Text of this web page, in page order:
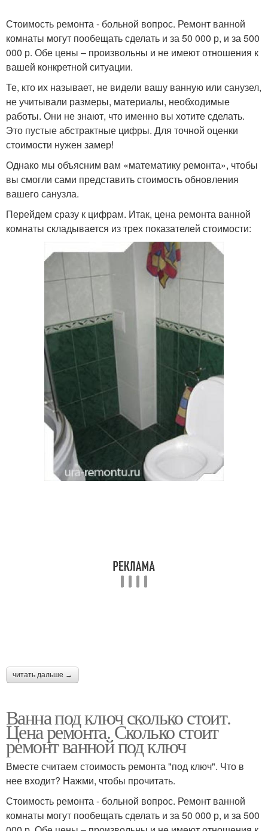
Стоимость ремонта - больной вопрос. Ремонт ванной
комнаты могут пообещать сделать и за 50 000 р, и за 500
000 р. Обе цены – произвольны и не имеют отношения к
вашей конкретной ситуации.
Те, кто их называет, не видели вашу ванную или санузел,
не учитывали размеры, материалы, необходимые
работы. Они не знают, что именно вы хотите сделать.
Это пустые абстрактные цифры. Для точной оценки
стоимости нужен замер!
Однако мы объясним вам «математику ремонта», чтобы
вы смогли сами представить стоимость обновления
вашего санузла.
Перейдем сразу к цифрам. Итак, цена ремонта ванной
комнаты складывается из трех показателей стоимости:
читать дальше →
Ванна под ключ сколько стоит.
Цена ремонта. Сколько стоит
ремонт ванной под ключ
Вместе считаем стоимость ремонта "под ключ". Что в
нее входит? Нажми, чтобы прочитать.
Стоимость ремонта - больной вопрос. Ремонт ванной
комнаты могут пообещать сделать и за 50 000 р, и за 500